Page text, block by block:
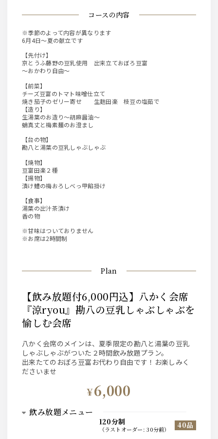
コースの内容
※季節のよって内容が異なります
6月4日～夏の献立です
【先付け】
京とうふ藤野の豆乳使用 出来立ておぼろ豆富
～おかわり自由～
【前菜】
チーズ豆富のトマト味噌仕立て
焼き茄子のゼリー寄せ 生麩田楽 枝豆の塩茹で
【造り】
生湯葉のお造り～胡麻醤油～
蛸真丈と梅素麺のお澄まし
【台の物】
勘八と湯葉の豆乳しゃぶしゃぶ
【焼物】
豆富田楽２種
【揚物】
漬け鱧の梅おろしべっ甲餡掛け
【食事】
湯葉の出汁茶漬け
香の物
※甘味はついておりません
※お席は2時間制
Plan
【飲み放題付6,000円込】八かく会席
『涼ryou』勘八の豆乳しゃぶしゃぶを
愉しむ会席
八かく会席のメインは、夏季限定の勘八と湯葉の豆乳
しゃぶしゃぶがついた２時間飲み放題プラン。
出来たてのおぼろ豆富お代わり自由です！お楽しみく
ださいませ
¥6,000
飲み放題メニュー
120分制
（ ラストオーダー:30分前） 40品